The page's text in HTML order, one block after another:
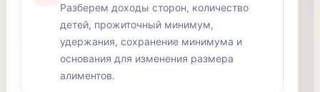
Разберем доходы сторон, количество
детей, прожиточный минимум,
удержания, сохранение минимума и
основания для изменения размера
алиментов.